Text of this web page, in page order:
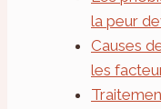
la peur
Causes
les